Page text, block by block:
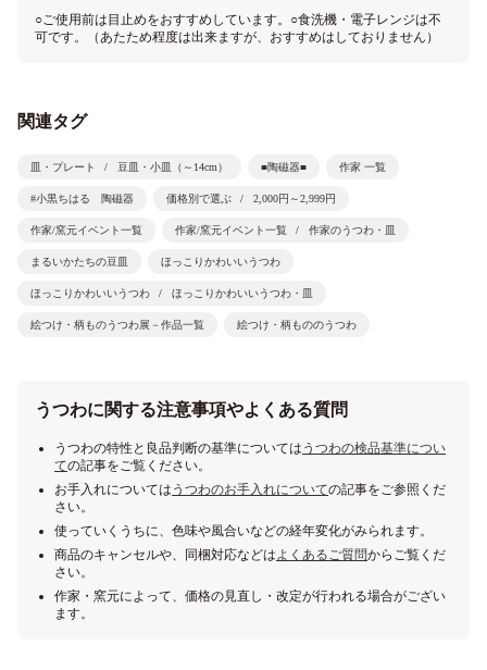
○ご使用前は目止めをおすすめしています。○食洗機・電子レンジは不
可です。（あたため程度は出来ますが、おすすめはしておりません）
関連タグ
皿・プレート 豆皿・小皿（～14cm） ■陶磁器■ 作家 一覧
#小黒ちはる 陶磁器 価格別で選ぶ 2,000円～2,999円
作家/窯元イベント一覧 作家/窯元イベント一覧 作家のうつわ・皿
まるいかたちの豆皿 ほっこりかわいいうつわ
ほっこりかわいいうつわ ほっこりかわいいうつわ・皿
絵つけ・柄ものうつわ展－作品一覧 絵つけ・柄もののうつわ
うつわに関する注意事項やよくある質問
うつわの特性と良品判断の基準については うつわの検品基準につい
ての記事をご覧ください。
お手入れについては うつわのお手入れについての記事をご参照くだ
さい。
使っていくうちに、色味や風合いなどの経年変化がみられます。
商品のキャンセルや、同梱対応などはよくあるご質問からご覧くだ
さい。
作家・窯元によって、価格の見直し・改定が行われる場合がござい
ます。